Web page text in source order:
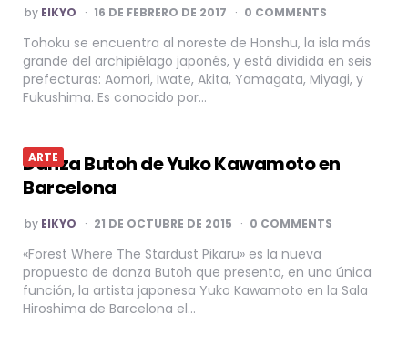
POSTED
BY
by EIKYO 16 DE FEBRERO DE 2017 0 COMMENTS
Tohoku se encuentra al noreste de Honshu, la isla más
grande del archipiélago japonés, y está dividida en seis
prefecturas: Aomori, Iwate, Akita, Yamagata, Miyagi, y
Fukushima. Es conocido por…
ARTE
Danza Butoh de Yuko Kawamoto en
Barcelona
POSTED
BY
by EIKYO 21 DE OCTUBRE DE 2015 0 COMMENTS
«Forest Where The Stardust Pikaru» es la nueva
propuesta de danza Butoh que presenta, en una única
función, la artista japonesa Yuko Kawamoto en la Sala
Hiroshima de Barcelona el…